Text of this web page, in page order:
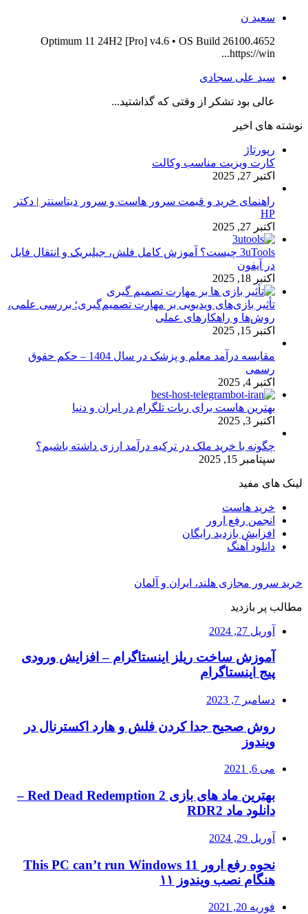
سعید ن
Optimum 11 24H2 [Pro] v4.6 • OS Build 26100.4652
https://win...
سید علی سجادی
عالی بود تشکر از وقتی که گذاشتید...
نوشته های اخیر
رپورتاژ
کارت ویزیت مناسب وکالت
اکتبر 27, 2025
راهنمای خرید و قیمت سرور هاست و سرور دیتاسنتر | دکتر
HP
اکتبر 27, 2025
3uTools چیست؟ آموزش کامل فلش، جیلبریک و انتقال فایل
در آیفون
اکتبر 18, 2025
تأثیر بازی‌های ویدیویی بر مهارت تصمیم‌گیری؛ بررسی علمی،
روش‌ها و راهکارهای عملی
اکتبر 15, 2025
مقایسه درآمد معلم و پزشک در سال 1404 – حکم حقوق
رسمی
اکتبر 4, 2025
بهترین هاست برای ربات تلگرام در ایران و دنیا
اکتبر 3, 2025
چگونه با خرید ملک در ترکیه درآمد ارزی داشته باشیم؟
سپتامبر 15, 2025
لینک های مفید
خرید هاست
انجمن رفع ارور
افزایش بازدید رایگان
دانلود آهنگ
خرید سرور مجازی هلند، ایران و آلمان
مطالب پر بازدید
آوریل 27, 2024
آموزش ساخت ریلز اینستاگرام – افزایش ورودی
پیج اینستاگرام
دسامبر 7, 2023
روش صحیح جدا کردن فلش و هارد اکسترنال در
ویندوز
می 6, 2021
بهترین ماد های بازی Red Dead Redemption 2 –
دانلود ماد RDR2
آوریل 29, 2024
نحوه رفع ارور This PC can’t run Windows 11
هنگام نصب ویندوز ۱۱
فوریه 20, 2021